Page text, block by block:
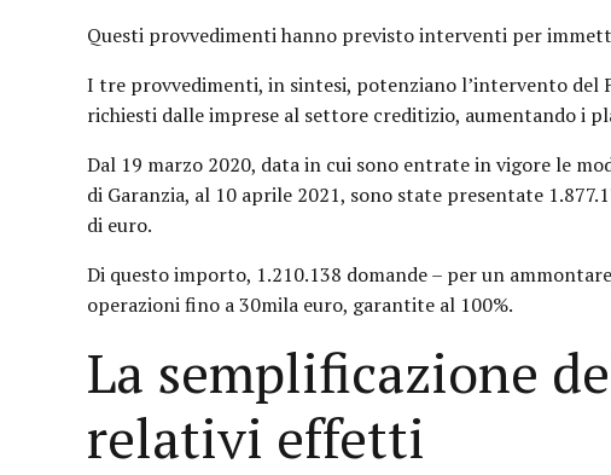
Questi provvedimenti hanno previsto interventi per
I tre provvedimenti, in sintesi, potenziano l’intervento del
richiesti dalle imprese al settore creditizio, aumentando i
Dal 19 marzo 2020, data in cui sono entrate in vigore le
di Garanzia, al 10 aprile 2021, sono state presentate
di euro.
Di questo importo, 1.210.138 domande – per un
operazioni fino a 30mila euro, garantite al 100%.
La semplificazione
relativi effetti